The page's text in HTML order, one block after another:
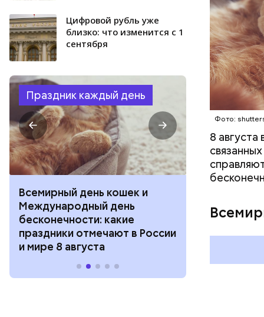
Цифровой рубль уже
близко: что изменится с 1
сентября
Праздник каждый день
Всемирный день кошек и
Международный день
бесконечности: какие
праздники отмечают в России
и мире 8 августа
холостяка:
отмечают в
Фото:
8